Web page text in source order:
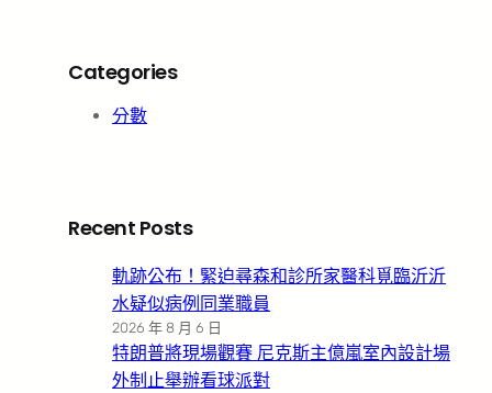
Categories
分數
Recent Posts
軌跡公布！緊迫尋森和診所家醫科覓臨沂沂
水疑似病例同業職員
2026 年 8 月 6 日
特朗普將現場觀賽 尼克斯主億嵐室內設計場
外制止舉辦看球派對